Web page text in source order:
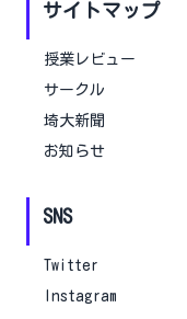
サイトマップ
授業レビュー
サークル
埼大新聞
お知らせ
SNS
Twitter
Instagram